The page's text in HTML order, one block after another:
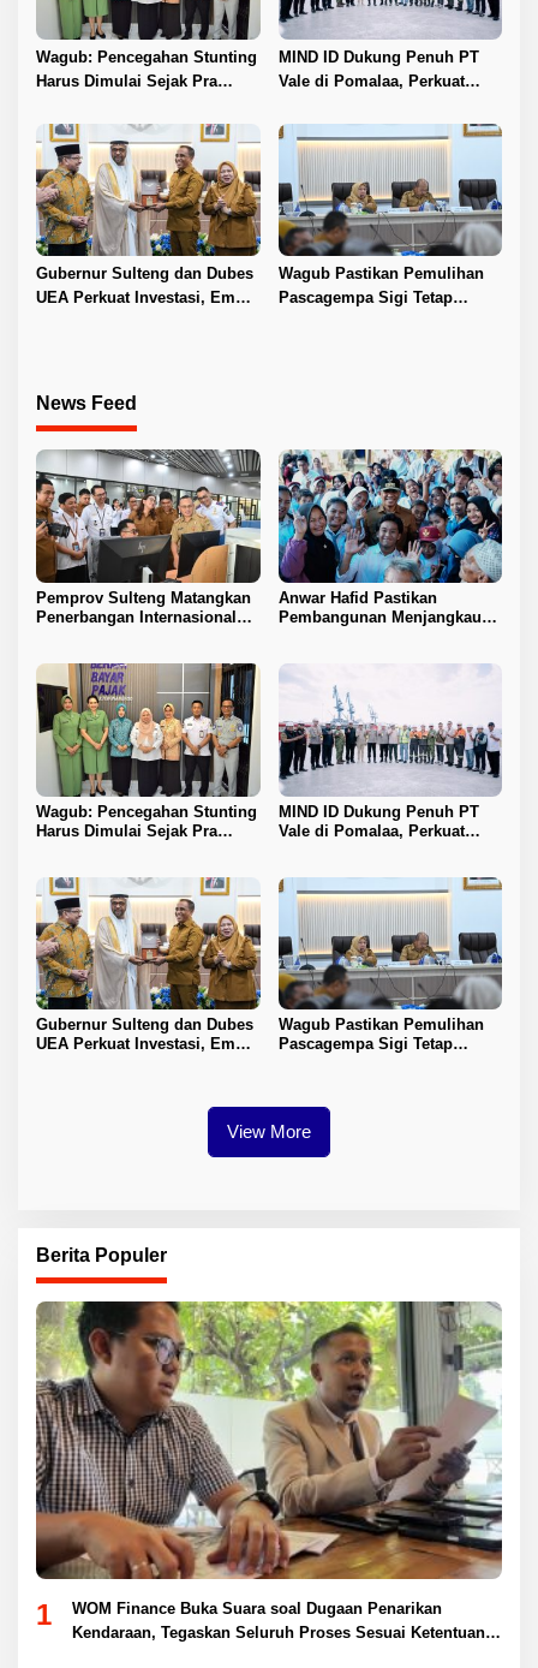
Wagub: Pencegahan Stunting
Harus Dimulai Sejak Pra
MIND ID Dukung Penuh PT
Vale di Pomalaa, Perkuat
Hilirisasi Nikel
Gubernur Sulteng dan Dubes
UEA Perkuat Investasi, Empat
Wagub Pastikan Pemulihan
Pascagempa Sigi Tetap
News Feed
Pemprov Sulteng Matangkan
Penerbangan Internasional
Anwar Hafid Pastikan
Pembangunan Menjangkau
Wagub: Pencegahan Stunting
Harus Dimulai Sejak Pra
MIND ID Dukung Penuh PT
Vale di Pomalaa, Perkuat
Gubernur Sulteng dan Dubes
UEA Perkuat Investasi, Empat
Wagub Pastikan Pemulihan
Pascagempa Sigi Tetap
View More
Berita Populer
1
WOM Finance Buka Suara soal Dugaan Penarikan
Kendaraan, Tegaskan Seluruh Proses Sesuai Ketentuan